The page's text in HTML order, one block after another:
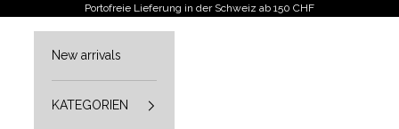
Zum Inhalt springenPortofreie Lieferung in der Schweiz ab 150 CHF
New arrivals
KATEGORIEN